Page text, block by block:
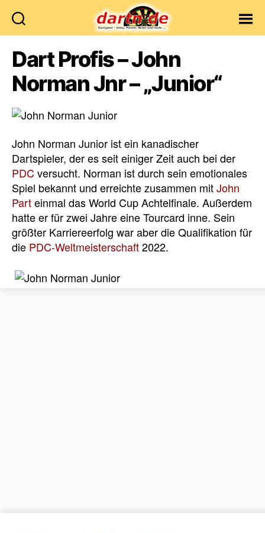
Dart Profis – John
Norman Jnr – „Junior“
John Norman Junior ist ein kanadischer
Dartspieler, der es seit einiger Zeit auch bei der
PDC versucht. Norman ist durch sein emotionales
Spiel bekannt und erreichte zusammen mitJohn
Parteinmal das World Cup Achtelfinale. Außerdem
hatte er für zwei Jahre eine Tourcard inne. Sein
größter Karriereerfolg war aber die Qualifikation für
die PDC-Weltmeisterschaft2022.